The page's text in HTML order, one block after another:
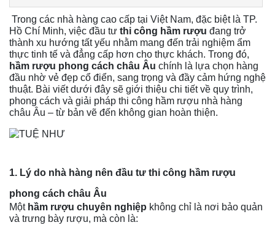
Trong các nhà hàng cao cấp tại Việt Nam, đặc biệt là TP.
Hồ Chí Minh, việc đầu tư thi công hầm rượu đang trở
thành xu hướng tất yếu nhằm mang đến trải nghiệm ẩm
thực tinh tế và đẳng cấp hơn cho thực khách. Trong đó,
hầm rượu phong cách châu Âu chính là lựa chọn hàng
đầu nhờ vẻ đẹp cổ điển, sang trọng và đầy cảm hứng nghệ
thuật. Bài viết dưới đây sẽ giới thiệu chi tiết về quy trình,
phong cách và giải pháp thi công hầm rượu nhà hàng
châu Âu – từ bản vẽ đến không gian hoàn thiện.
1. Lý do nhà hàng nên đầu tư thi công hầm rượu
phong cách châu Âu
Một hầm rượu chuyên nghiệp không chỉ là nơi bảo quản
và trưng bày rượu, mà còn là: